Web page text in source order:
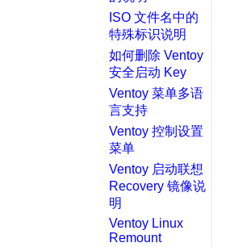
ISO 文件名中的
特殊标识说明
如何删除 Ventoy
安全启动 Key
Ventoy 菜单多语
言支持
Ventoy 控制设置
菜单
Ventoy 启动联想
Recovery 镜像说
明
Ventoy Linux
Remount